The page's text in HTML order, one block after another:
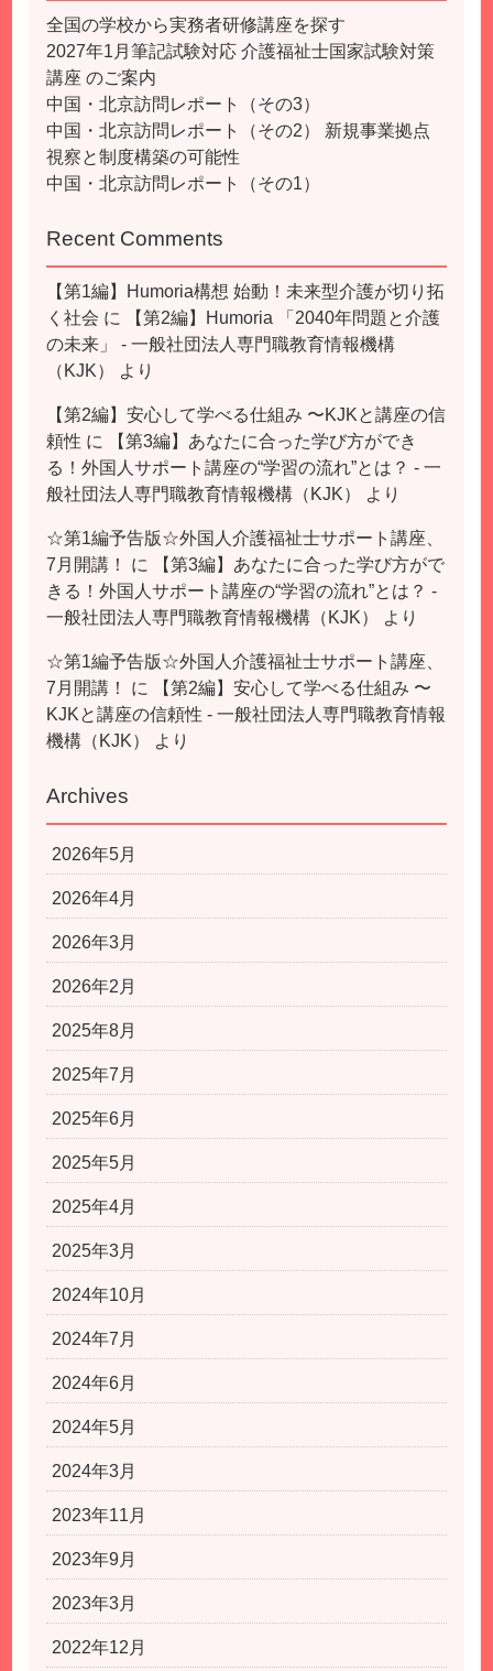
全国の学校から実務者研修講座を探す
2027年1月筆記試験対応 介護福祉士国家試験対策
講座 のご案内
中国・北京訪問レポート（その3）
中国・北京訪問レポート（その2） 新規事業拠点
視察と制度構築の可能性
中国・北京訪問レポート（その1）
Recent Comments
【第1編】Humoria構想 始動！未来型介護が切り拓
く社会 に
【第2編】Humoria 「2040年問題と介護
の未来」 - 一般社団法人専門職教育情報機構
（KJK）
より
【第2編】安心して学べる仕組み 〜KJKと講座の信
頼性 に
【第3編】あなたに合った学び方ができ
る！外国人サポート講座の“学習の流れ”とは？ - 一
般社団法人専門職教育情報機構（KJK）
より
☆第1編予告版☆外国人介護福祉士サポート講座、
7月開講！
に
【第3編】あなたに合った学び方がで
きる！外国人サポート講座の“学習の流れ”とは？ -
一般社団法人専門職教育情報機構（KJK）
より
☆第1編予告版☆外国人介護福祉士サポート講座、
7月開講！
に
【第2編】安心して学べる仕組み 〜
KJKと講座の信頼性 - 一般社団法人専門職教育情報
機構（KJK）
より
Archives
2026年5月
2026年4月
2026年3月
2026年2月
2025年8月
2025年7月
2025年6月
2025年5月
2025年4月
2025年3月
2024年10月
2024年7月
2024年6月
2024年5月
2024年3月
2023年11月
2023年9月
2023年3月
2022年12月